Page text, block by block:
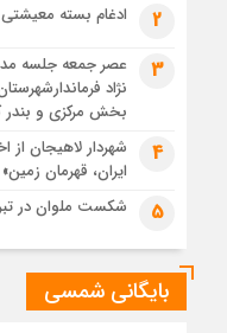
رئوف
تصاویر هوایی مراسم
مراسم تشییع پیکر
تصاویری از تراکم
اشرف
2 ادغام بسته
3
عصر جمعه جلسه
نژاد
بخش مرکزی و بندر
4
شهردار لاهیجان
ایران، قهرمان
5 شکست ملوان در
بایگانی شمسی